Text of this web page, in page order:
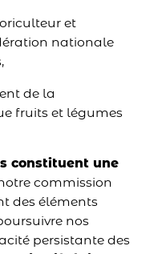
et
nationale
de la
fruits et légumes
constituent une
commission
des éléments
nos
persistante des